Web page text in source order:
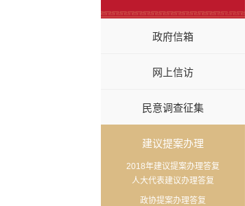
政府信箱
网上信访
民意调查征集
建议提案办理
2018年建议提案办理答复
人大代表建议办理答复
政协提案办理答复